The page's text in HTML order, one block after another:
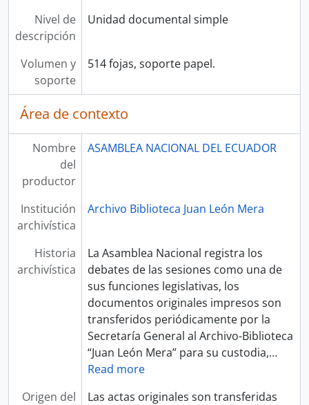
Nivel de
descripción
Unidad documental simple
Volumen y
soporte
514 fojas, soporte papel.
Área de contexto
Nombre
del
productor
ASAMBLEA NACIONAL DEL ECUADOR
Institución
archivística
Archivo Biblioteca Juan León Mera
Historia
archivística
La Asamblea Nacional registra los
debates de las sesiones como una de
sus funciones legislativas, los
documentos originales impresos son
transferidos periódicamente por la
Secretaría General al Archivo-Biblioteca
“Juan León Mera” para su custodia,…
Read more
Origen del
Las actas originales son transferidas